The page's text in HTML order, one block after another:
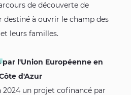
de découverte de
destiné à ouvrir le champ des
leurs familles.
par l'Union Européenne en
d'Azur
2024 un projet cofinancé par